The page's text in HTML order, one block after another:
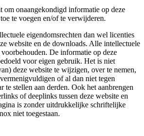
om onaangekondigd informatie op deze
te voegen en/of te verwijderen.
eigendomsrechten dan wel licenties
website en de downloads. Alle intellectuele
De informatie op deze
voor eigen gebruik. Het is niet
deze website te wijzigen, over te nemen,
of al dan niet tegen
te stellen aan derden. Ook het aanbrengen
of deeplinks tussen deze website en
is zonder uitdrukkelijke schriftelijke
niet toegestaan.